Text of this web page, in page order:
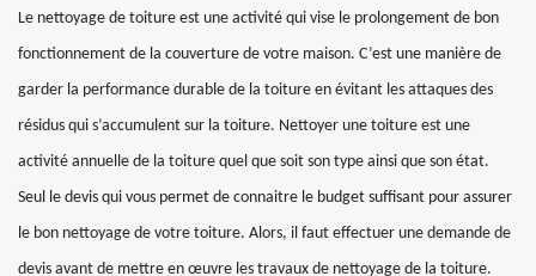
Le nettoyage de toiture est une activité qui vise le prolongement de bon
fonctionnement de la couverture de votre maison. C’est une manière de
garder la performance durable de la toiture en évitant les attaques des
résidus qui s’accumulent sur la toiture. Nettoyer une toiture est une
activité annuelle de la toiture quel que soit son type ainsi que son état.
Seul le devis qui vous permet de connaitre le budget suffisant pour assurer
le bon nettoyage de votre toiture. Alors, il faut effectuer une demande de
devis avant de mettre en œuvre les travaux de nettoyage de la toiture.